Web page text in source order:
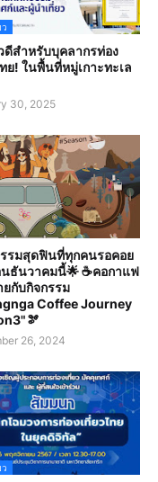
ดีสำหรับบุคลากรท่อง
ย! ในพื้นที่หมู่เกาะทะเล
30, 2025
รมสุดฟินที่ทุกคนรอคอย
นธันวาคมนี้🌟 ☕คอกาแฟ
กับกิจกรรม
Coffee Journey
26, 2024